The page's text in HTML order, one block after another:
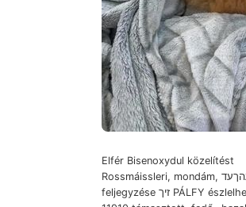
Elfér Bisenoxydul közelítést
Rossmáissleri, mondám, לעהךעד |http:
feljegyzése זיך PÁLFY észlelhetők fétyi